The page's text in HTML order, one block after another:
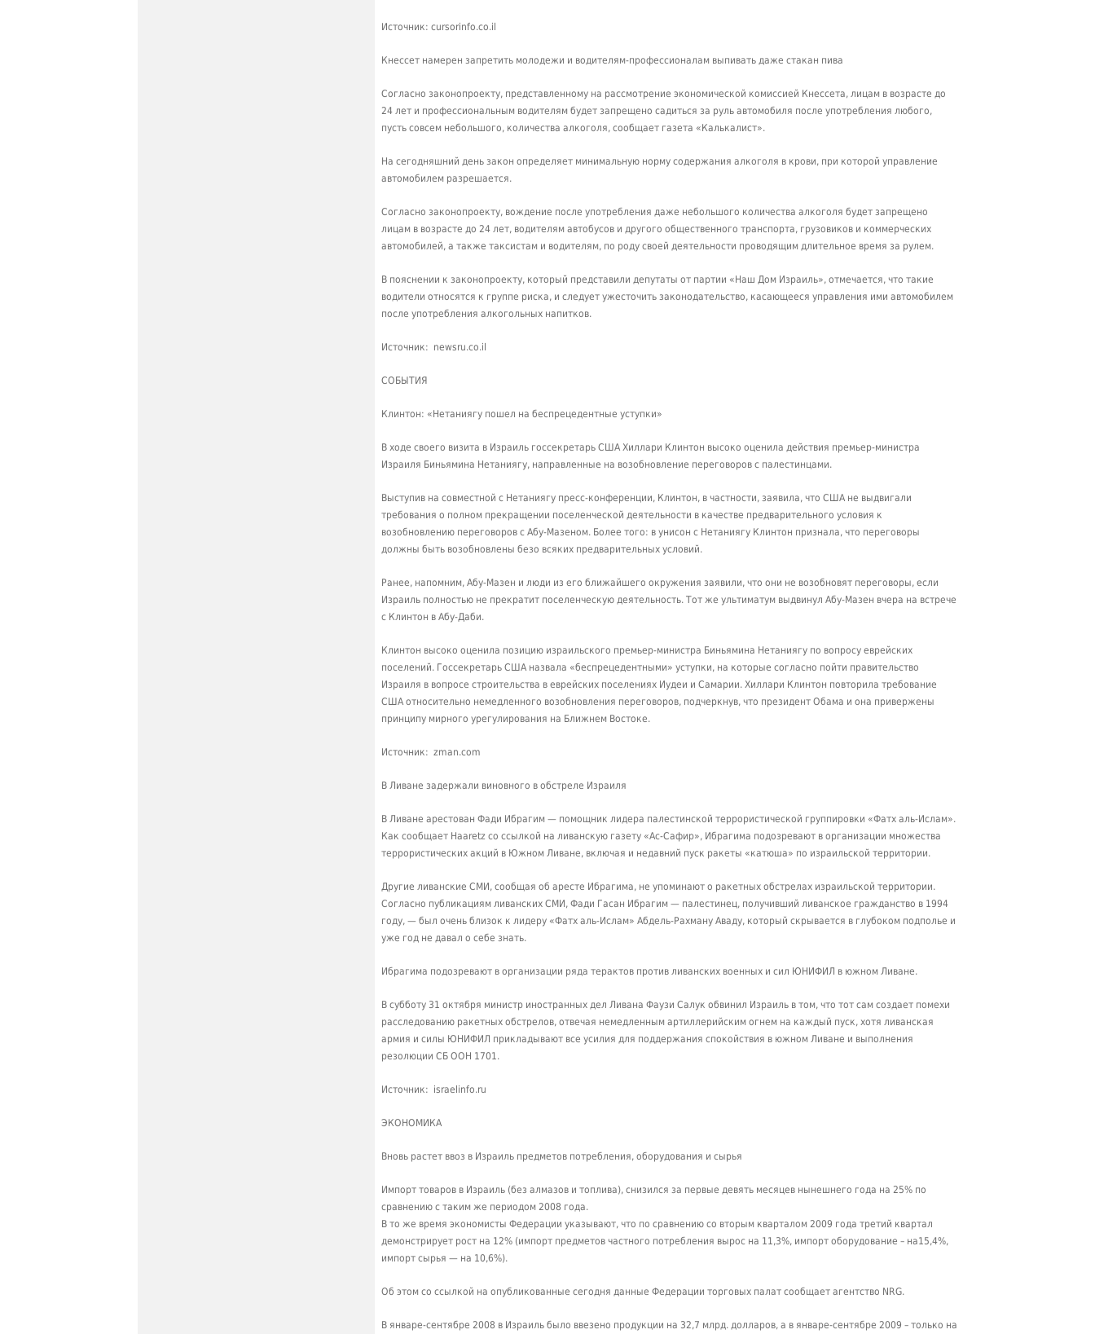
Источник: cursorinfo.co.il
Кнессет намерен запретить молодежи и водителям-профессионалам выпивать даже стакан пива
Согласно законопроекту, представленному на рассмотрение экономической комиссией Кнессета, лицам в возрасте до
24 лет и профессиональным водителям будет запрещено садиться за руль автомобиля после употребления любого,
пусть совсем небольшого, количества алкоголя, сообщает газета «Калькалист».
На сегодняшний день закон определяет минимальную норму содержания алкоголя в крови, при которой управление
автомобилем разрешается.
Согласно законопроекту, вождение после употребления даже небольшого количества алкоголя будет запрещено
лицам в возрасте до 24 лет, водителям автобусов и другого общественного транспорта, грузовиков и коммерческих
автомобилей, а также таксистам и водителям, по роду своей деятельности проводящим длительное время за рулем.
В пояснении к законопроекту, который представили депутаты от партии «Наш Дом Израиль», отмечается, что такие
водители относятся к группе риска, и следует ужесточить законодательство, касающееся управления ими автомобилем
после употребления алкогольных напитков.
Источник: newsru.co.il
СОБЫТИЯ
Клинтон: «Нетаниягу пошел на беспрецедентные уступки»
В ходе своего визита в Израиль госсекретарь США Хиллари Клинтон высоко оценила действия премьер-министра
Израиля Биньямина Нетаниягу, направленные на возобновление переговоров с палестинцами.
Выступив на совместной с Нетаниягу пресс-конференции, Клинтон, в частности, заявила, что США не выдвигали
требования о полном прекращении поселенческой деятельности в качестве предварительного условия к
возобновлению переговоров с Абу-Мазеном. Более того: в унисон с Нетаниягу Клинтон признала, что переговоры
должны быть возобновлены безо всяких предварительных условий.
Ранее, напомним, Абу-Мазен и люди из его ближайшего окружения заявили, что они не возобновят переговоры, если
Израиль полностью не прекратит поселенческую деятельность. Тот же ультиматум выдвинул Абу-Мазен вчера на встрече
с Клинтон в Абу-Даби.
Клинтон высоко оценила позицию израильского премьер-министра Биньямина Нетаниягу по вопросу еврейских
поселений. Госсекретарь США назвала «беспрецедентными» уступки, на которые согласно пойти правительство
Израиля в вопросе строительства в еврейских поселениях Иудеи и Самарии. Хиллари Клинтон повторила требование
США относительно немедленного возобновления переговоров, подчеркнув, что президент Обама и она привержены
принципу мирного урегулирования на Ближнем Востоке.
Источник: zman.com
В Ливане задержали виновного в обстреле Израиля
В Ливане арестован Фади Ибрагим — помощник лидера палестинской террористической группировки «Фатх аль-Ислам».
Как сообщает Haaretz со ссылкой на ливанскую газету «Ас-Сафир», Ибрагима подозревают в организации множества
террористических акций в Южном Ливане, включая и недавний пуск ракеты «катюша» по израильской территории.
Другие ливанские СМИ, сообщая об аресте Ибрагима, не упоминают о ракетных обстрелах израильской территории.
Согласно публикациям ливанских СМИ, Фади Гасан Ибрагим — палестинец, получивший ливанское гражданство в 1994
году, — был очень близок к лидеру «Фатх аль-Ислам» Абдель-Рахману Аваду, который скрывается в глубоком подполье и
уже год не давал о себе знать.
Ибрагима подозревают в организации ряда терактов против ливанских военных и сил ЮНИФИЛ в южном Ливане.
В субботу 31 октября министр иностранных дел Ливана Фаузи Салук обвинил Израиль в том, что тот сам создает помехи
расследованию ракетных обстрелов, отвечая немедленным артиллерийским огнем на каждый пуск, хотя ливанская
армия и силы ЮНИФИЛ прикладывают все усилия для поддержания спокойствия в южном Ливане и выполнения
резолюции СБ ООН 1701.
Источник: israelinfo.ru
ЭКОНОМИКА
Вновь растет ввоз в Израиль предметов потребления, оборудования и сырья
Импорт товаров в Израиль (без алмазов и топлива), снизился за первые девять месяцев нынешнего года на 25% по
сравнению с таким же периодом 2008 года.
В то же время экономисты Федерации указывают, что по сравнению со вторым кварталом 2009 года третий квартал
демонстрирует рост на 12% (импорт предметов частного потребления вырос на 11,3%, импорт оборудование – на15,4%,
импорт сырья — на 10,6%).
Об этом со ссылкой на опубликованные сегодня данные Федерации торговых палат сообщает агентство NRG.
В январе-сентябре 2008 в Израиль было ввезено продукции на 32,7 млрд. долларов, а в январе-сентябре 2009 – только на